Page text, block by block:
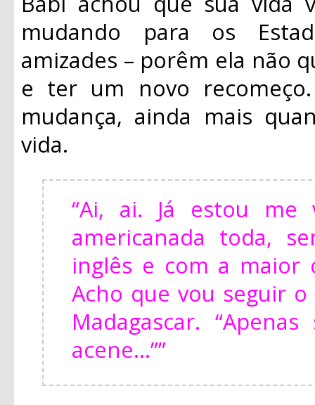
mudando para os
amizades – porêm ela não
e ter um novo
mudança, ainda mais
vida.
“Ai, ai. Já estou me
americanada toda,
inglês e com a maior
Acho que vou seguir
Madagascar.
acene...””